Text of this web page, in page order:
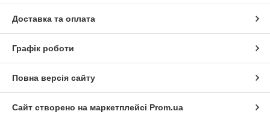
Доставка та оплата
Графік роботи
Повна версія сайту
Сайт створено на маркетплейсі Prom.ua